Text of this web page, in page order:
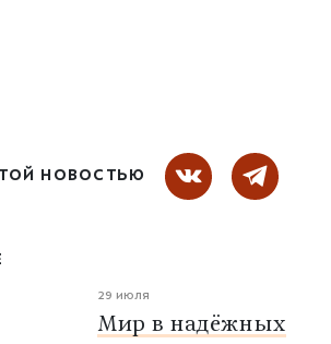
НОВОСТЬЮ
29 июля
Мир в надёжных